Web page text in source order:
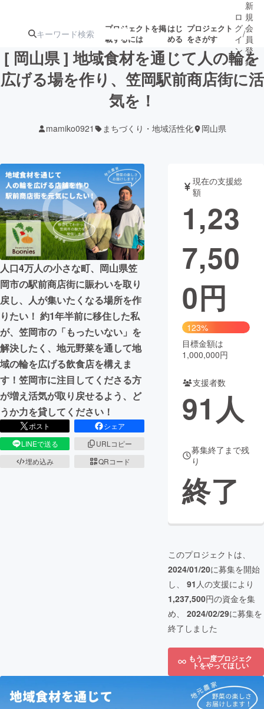
プロジェクトを掲
載するには
はじ
める
プロジェクト
をさがす
注目の新着プロ
募集終了が近いプ
テクノロジー・ガジェット
映像・映画 書籍・雑誌
ビジネス・起業 チャレンジ
まちづくり・地域活性化
CAMPFIRE for Social Good
CAMPFIRE Creation
CAMPFIREふるさと納税machi-ya コミュニティ
ロ
グ
イ
ン
/
新
規
会
員
登
録
[ 岡山県 ] 地域食材を通じて人の輪を
広げる場を作り、笠岡駅前商店街に活
気を！
mamiko0921 まちづくり・地域活性化 岡山県
人口4万人の小さな町、岡山県笠
岡市の駅前商店街に賑わいを取り
戻し、人が集いたくなる場所を作
りたい！ 約1年半前に移住した私
が、笠岡市の「もったいない」を
解決したく、地元野菜を通して地
域の輪を広げる飲食店を構えま
す！笠岡市に注目してくださる方
が増え活気が取り戻せるよう、ど
うか力を貸してください！
ポスト
シェア
LINEで送る
URLコピー
埋め込み
QRコード
現在の支援総
額
1,23
7,50
0円
123%
目標金額は
1,000,000円
支援者数
91 人
募集終了まで残
り
終了
このプロジェクトは、
2024/01/20に募集を開始
し、 91 人の支援により
1,237,500円の資金を集
め、 2024/02/29に募集を
終了しました
もう一度プロジェク
トをやってほしい